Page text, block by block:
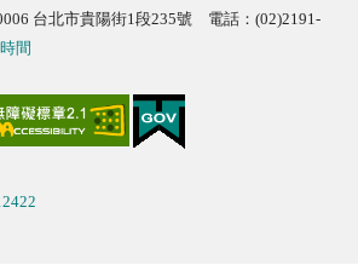
台北市貴陽街1段235號 電話：(02)2191-
間